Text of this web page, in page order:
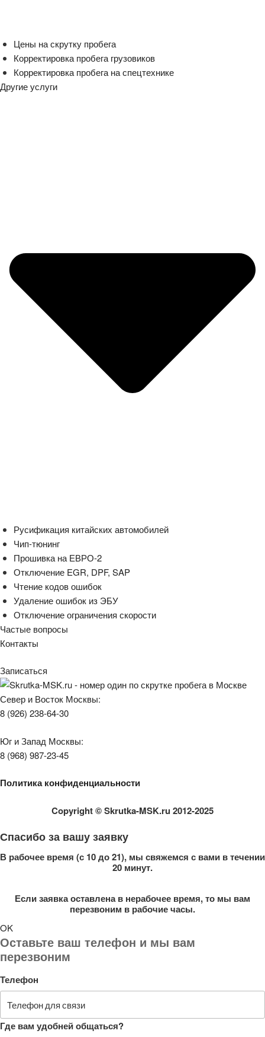
Цены на скрутку пробега
Корректировка пробега грузовиков
Корректировка пробега на спецтехнике
Другие услуги
Русификация китайских автомобилей
Чип-тюнинг
Прошивка на ЕВРО-2
Отключение EGR, DPF, SAP
Чтение кодов ошибок
Удаление ошибок из ЭБУ
Отключение ограничения скорости
Частые вопросы
Контакты
Записаться
Север и Восток Москвы:
8 (926) 238-64-30
Юг и Запад Москвы:
8 (968) 987-23-45
Политика конфиденциальности
Copyright© Skrutka-MSK.ru 2012-2025
Спасибо за вашу заявку
В рабочее время (с 10 до 21), мы свяжемся с вами в течении
20 минут.
Если заявка оставлена в нерабочее время, то мы вам
перезвоним в рабочие часы.
OK
Оставьте ваш телефон и мы вам
перезвоним
Телефон
Где вам удобней общаться?